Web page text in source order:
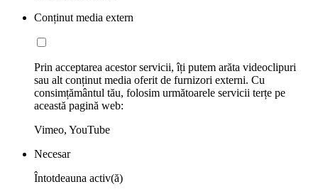
Conținut media extern
Prin acceptarea acestor servicii, îți putem arăta videoclipuri
sau alt conținut media oferit de furnizori externi. Cu
consimțământul tău, folosim următoarele servicii terțe pe
această pagină web:
Vimeo, YouTube
Necesar
Întotdeauna activ(ă)